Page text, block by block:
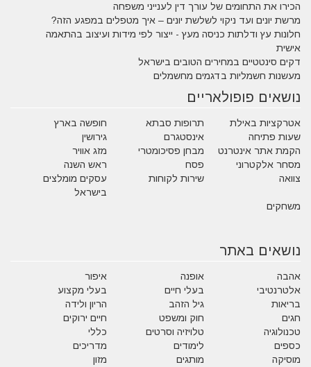
הכירו את התחומים של עורך דין לענייני משפחה
מרשת יונים ועד ניקוי לשלשת יונים – איך מטפלים במפגע הזה?
חלונות עץ ודלתות כניסה מעץ - ייצור לפי מידות ועיצוב בהתאמה
אישית
דקים סינטטיים במחירים הטובים בישראל
מעשנות חשמליות בדגמים מחשמלים
נושאים פופולאריים
אטרקציות באילת תרופות סבתא
חופשה בארץ
שעות פתיחה
אינסטגרם
גירושין
הקמת אתר אינטרנט
מבחן פסיכומטרי
מזג אוויר
מסחר אלקטרוני
פסח
ראש השנה
צוואה
שירות לקוחות
עסקים מומלצים
בישראל
משחקים
נושאים באתר
אהבה אופנה
איפור
אלטרנטיבי
בעלי חיים
בעלי מקצוע
בריאות
גיל הזהב
הריון ולידה
חגים
חוק ומשפט
חיים ירוקים
טכנולוגיה
טלויזיה וסרטים
כללי
כספים
לימודים
מדריכים
מוסיקה
מותגים מזון